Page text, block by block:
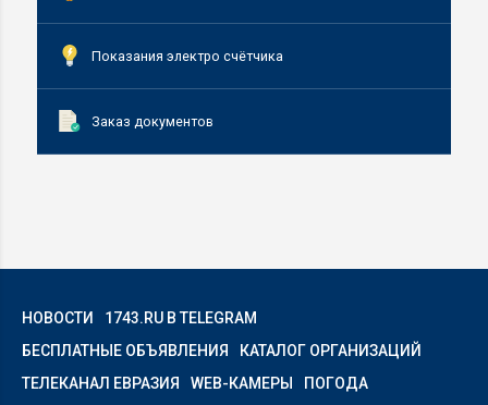
Показания электро счётчика
Заказ документов
НОВОСТИ
1743.RU В TELEGRAM
БЕСПЛАТНЫЕ ОБЪЯВЛЕНИЯ
КАТАЛОГ ОРГАНИЗАЦИЙ
ТЕЛЕКАНАЛ ЕВРАЗИЯ
WEB-КАМЕРЫ
ПОГОДА